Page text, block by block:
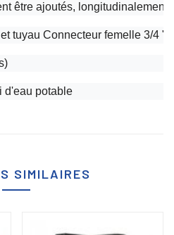
être ajoutés, longitudinalement
tuyau Connecteur femelle 3/4
d'eau potable
SIMILAIRES